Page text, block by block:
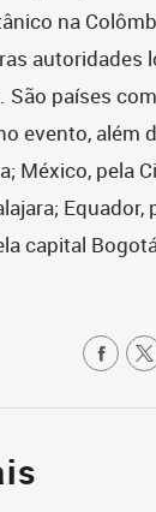
na
autoridades
São países
evento, além
México, pela
Equador,
capital